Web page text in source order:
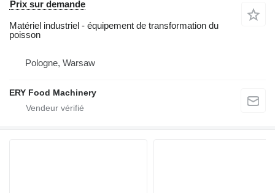
Prix sur demande
Matériel industriel - équipement de transformation du
poisson
Pologne, Warsaw
ERY Food Machinery